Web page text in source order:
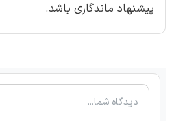
پیشنهاد ماندگاری باشد.